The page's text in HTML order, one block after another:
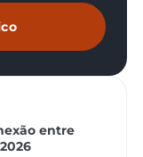
entre